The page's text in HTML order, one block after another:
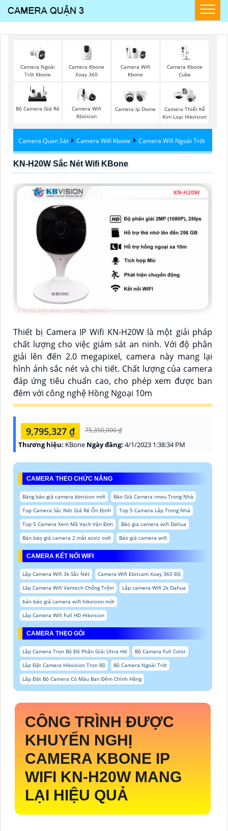
Camera Ngoài
Trời Kbone
Camera Kbone
Xoay 360
Camera Wifi
Kbone
Camera Kbone
Cube
Bộ Camera Giá Rẻ
Camera Wifi
Kbvision
Camera Ip Dome
Camera Thiết Kế
Kim Loại Hikvision
Camera Quan Sát Camera Wifi Kbone Camera Wifi Ngoài Trời
KN-H20W Sắc Nét Wifi KBone
Thiết bị Camera IP Wifi KN-H20W là một giải pháp
chất lượng cho việc giám sát an ninh. Với độ phân
giải lên đến 2.0 megapixel, camera này mang lại
hình ảnh sắc nét và chi tiết. Chất lượng của camera
đáp ứng tiêu chuẩn cao, cho phép xem được ban
đêm với công nghệ Hồng Ngoại 10m
9,795,327 ₫ 75,350,000 ₫
Thương hiệu: KBone Ngày đăng: 4/1/2023 1:38:34 PM
CAMERA THEO CHỨC NĂNG
Bảng báo giá camera kbvision mới
Báo Giá Camera imou Trong Nhà
Top Camera Sắc Nét Giá Rẻ Ổn Định
Top 5 Camera Lắp Trong Nhà
Top 5 Camera Xem Mã Vạch Vận Đơn
Báo gia camera wifi Dahua
Bản báo giá camera 2 mắt ezviz mới
Báo giá camera wifi
CAMERA KẾT NỐI WIFI
Lắp Camera Wifi 3k Sắc Nét
Camera Wifi Ebitcam Xoay 360 Độ
Lăp Camera Wifi Vantech Chống Trộm
Lắp camera Wifi 2k Dahua
bản báo giá camera wifi hikvision mới
Lắp Camera Wifi Full HD Hikvision
CAMERA THEO GÓI
Lắp Camera Trọn Bộ Độ Phân Giải Ultra Hd
Bộ Camera Full Color
Lắp Đặt Camera Hikvision Trọn Bộ
Bộ Camera Ngoài Trời
Lắp Đặt Bộ Camera Có Màu Ban Đêm Chính Hãng
CÔNG TRÌNH ĐƯỢC
KHUYẾN NGHỊ
CAMERA KBONE IP
WIFI KN-H20W MANG
LẠI HIỆU QUẢ